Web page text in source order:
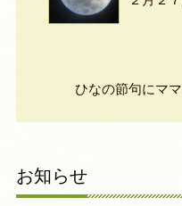
ひなの節句にマ
お知らせ